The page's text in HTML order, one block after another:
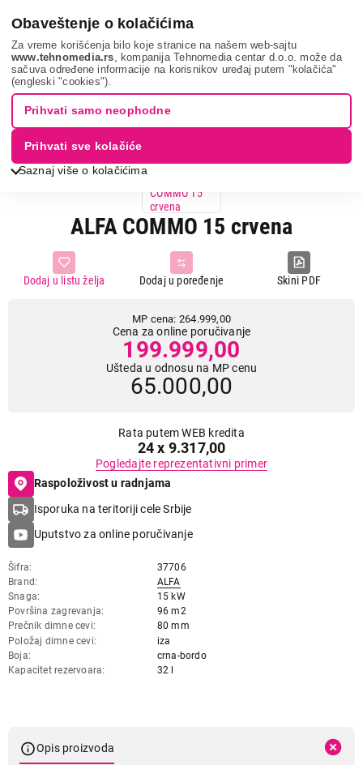
Obaveštenje o kolačićima
Za vreme korišćenja bilo koje stranice na našem web-sajtu
www.tehnomedia.rs , kompanija Tehnomedia centar d.o.o. može da
sačuva određene informacije na korisnikov uređaj putem "kolačića"
(engleski "cookies").
Saznaj više o kolačićima
Prihvati samo neophodne
Prihvati sve kolačiće
Grejanje i hlađenje Alfa commo 15 c...
ALFA COMMO 15 crvena
Skini PDF
Dodaj u poređenje
Dodaj u listu želja
MP cena: 264.999,00
Cena za online poručivanje
199.999,00
Ušteda u odnosu na MP cenu
65.000,00
Rata putem WEB kredita
24 x 9.317,00
Pogledajte reprezentativni primer
Raspoloživost u radnjama
Isporuka na teritoriji cele Srbije
Uputstvo za online poručivanje
Šifra
37706
Brand
ALFA
Snaga
15 kW
Površina zagrevanja
96 m2
Prečnik dimne cevi
80 mm
Položaj dimne cevi
iza
Boja
crna-bordo
Kapacitet rezervoara
32 l
Opis proizvoda